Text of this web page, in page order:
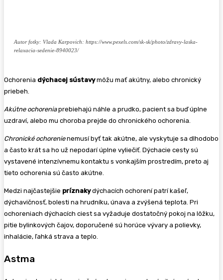
Autor fotky: Vlada Karpovich: https://www.pexels.com/sk-sk/photo/zdravy-laska-
relaxacia-sedenie-8940023/
Ochorenia dýchacej sústavymôžu mať akútny, alebo chronický
priebeh.
Akútne ochoreniaprebiehajú náhle a prudko, pacient sa buď úplne
uzdraví, alebo mu choroba prejde do chronického ochorenia.
Chronické ochorenienemusí byť tak akútne, ale vyskytuje sa dlhodobo
a často krát sa ho už nepodarí úplne vyliečiť. Dýchacie cesty sú
vystavené intenzívnemu kontaktu s vonkajším prostredím, preto aj
tieto ochorenia sú často akútne.
Medzi najčastejšie príznakydýchacích ochorení patrí kašeľ,
dýchavičnosť, bolesti na hrudníku, únava a zvýšená teplota. Pri
ochoreniach dýchacích ciest sa vyžaduje dostatočný pokoj na lôžku,
pitie bylinkových čajov, doporučené sú horúce vývary a polievky,
inhalácie, ľahká strava a teplo.
Astma